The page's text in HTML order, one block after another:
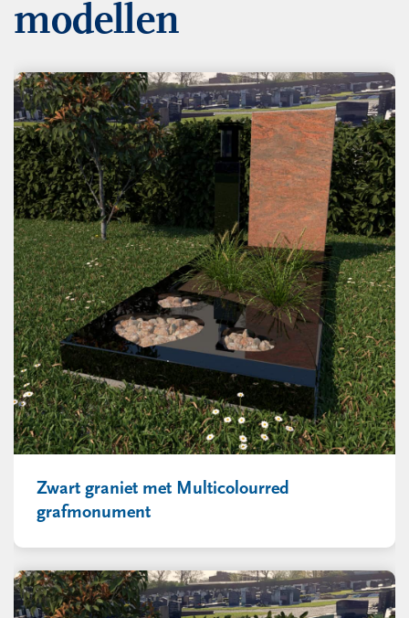
modellen
Zwart graniet met Multicolourred
grafmonument